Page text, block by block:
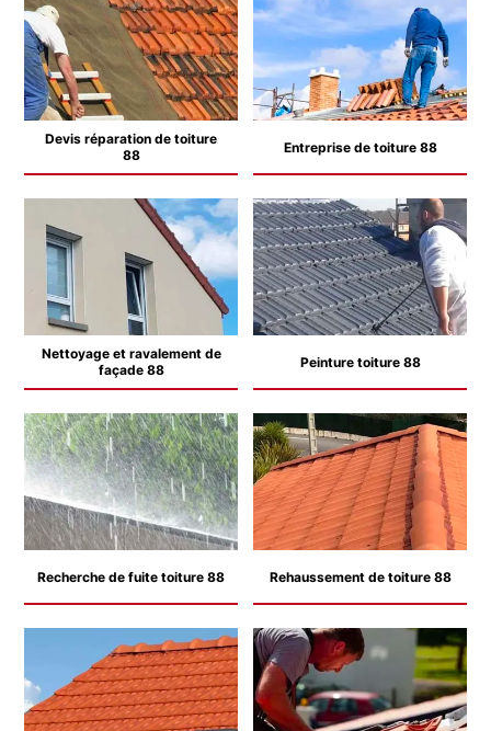
Devis réparation de toiture
88
Entreprise de toiture 88
Nettoyage et ravalement de
façade 88
Peinture toiture 88
Recherche de fuite toiture 88 Rehaussement de toiture 88